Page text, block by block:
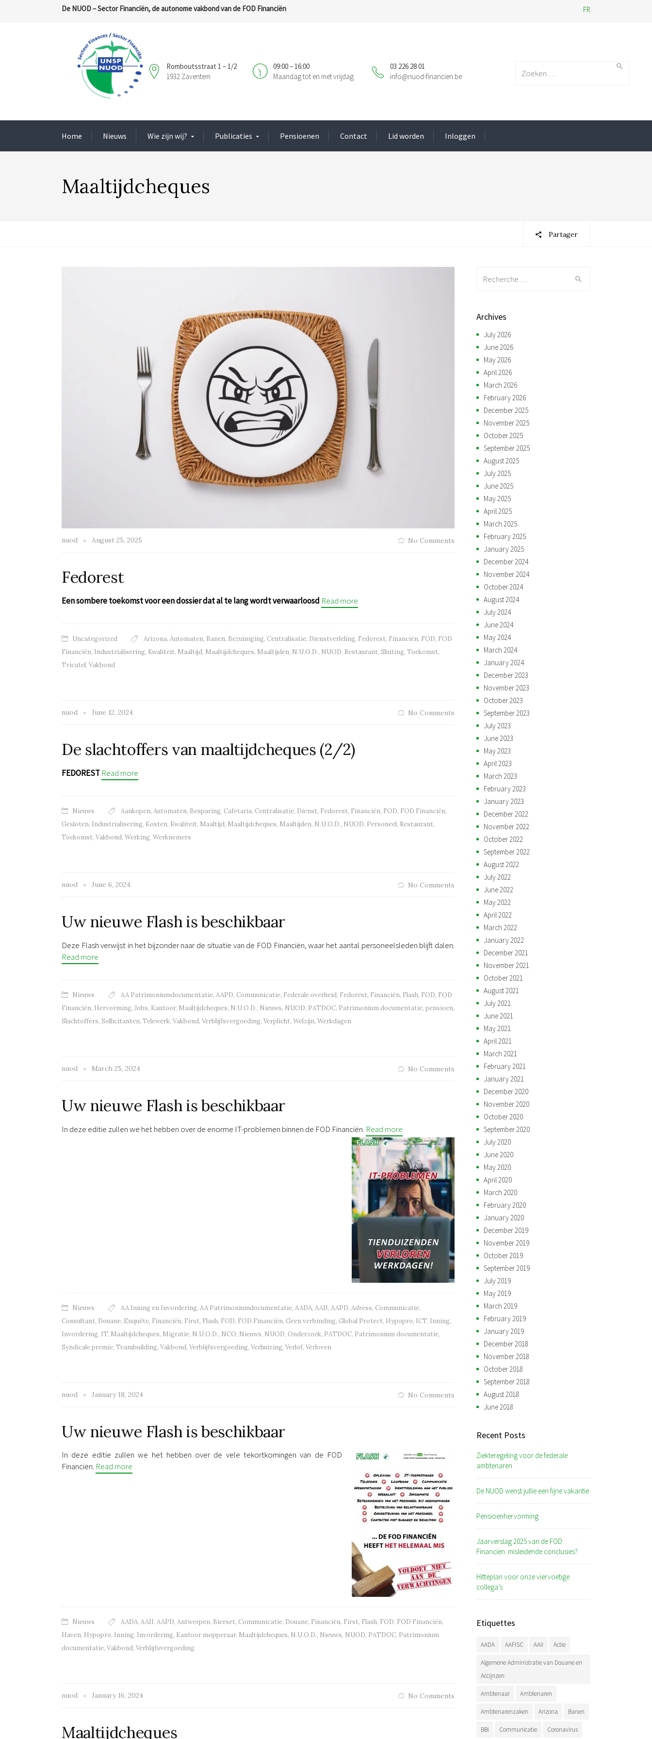
De NUOD – Sector Financiën, de autonome vakbond van de FOD Financiën FR
03 226 28 01
info@nuod-financien.be
09:00 – 16:00
Maandag tot en met vrijdag
Romboutsstraat 1 – 1/2
1932 Zaventem
Home Nieuws Wie zijn wij? Publicaties Pensioenen Contact Lid worden Inloggen
Maaltijdcheques
Partager
nuod August 25, 2025 No Comments
Fedorest
Een sombere toekomst voor een dossier dat al te lang wordt verwaarloosd Read more
Uncategorized Arizona, Automaten, Banen, Bezuiniging, Centralisatie, Dienstverleling, Fedorest, Financiën, FOD, FOD
Financiën, Industrialisering, Kwaliteit, Maaltijd, Maaltijdcheques, Maaltijden, N.U.O.D., NUOD, Restaurant, Sluiting, Toekomst,
Tricatel, Vakbond
nuod June 12, 2024 No Comments
De slachtoffers van maaltijdcheques (2/2)
FEDOREST Read more
Nieuws Aankopen, Automaten, Besparing, Cafetaria, Centralisatie, Dienst, Fedorest, Financiën, FOD, FOD Financiën,
Gesloten, Industrialisering, Kosten, Kwaliteit, Maaltijd, Maaltijdcheques, Maaltijden, N.U.O.D., NUOD, Personeel, Restaurant,
Toekomst, Vakbond, Werking, Werknemers
nuod June 6, 2024 No Comments
Uw nieuwe Flash is beschikbaar
Deze Flash verwijst in het bijzonder naar de situatie van de FOD Financiën, waar het aantal personeelsleden blijft dalen.
Read more
Nieuws AA Patrimoniumdocumentatie, AAPD, Communicatie, Federale overheid, Fedorest, Financiën, Flash, FOD, FOD
Financiën, Hervorming, Jobs, Kantoor, Maaltijdcheques, N.U.O.D., Nieuws, NUOD, PATDOC, Patrimonium documentatie, pensioen,
Slachtoffers, Sollicitanten, Telewerk, Vakbond, Verblijfsvergoeding, Verplicht, Welzijn, Werkdagen
nuod March 25, 2024 No Comments
Uw nieuwe Flash is beschikbaar
In deze editie zullen we het hebben over de enorme IT-problemen binnen de FOD Financiën. Read more
Nieuws AA Inning en Invordering, AA Patrimoniumdocumentatie, AADA, AAII, AAPD, Adress, Communicatie,
Consultant, Douane, Enquête, Financiën, First, Flash, FOD, FOD Financiën, Geen verbinding, Global Protect, Hypopro, ICT, Inning,
Invordering, IT, Maaltijdcheques, Migratie, N.U.O.D., NCO, Nieuws, NUOD, Onderzoek, PATDOC, Patrimonium documentatie,
Syndicale premie, Teambuilding, Vakbond, Verblijfsvergoeding, Verhuizing, Verlof, Verloven
nuod January 18, 2024 No Comments
Uw nieuwe Flash is beschikbaar
In deze editie zullen we het hebben over de vele tekortkomingen van de FOD
Financiën. Read more
Nieuws AADA, AAII, AAPD, Antwerpen, Bierset, Communicatie, Douane, Financiën, First, Flash, FOD, FOD Financiën,
Haven, Hypopro, Inning, Invordering, Kantoor mopperaar, Maaltijdcheques, N.U.O.D., Nieuws, NUOD, PATDOC, Patrimonium
documentatie, Vakbond, Verblijfsvergoeding
nuod January 16, 2024 No Comments
Maaltijdcheques
Archives
July 2026
June 2026
May 2026
April 2026
March 2026
February 2026
December 2025
November 2025
October 2025
September 2025
August 2025
July 2025
June 2025
May 2025
April 2025
March 2025
February 2025
January 2025
December 2024
November 2024
October 2024
August 2024
July 2024
June 2024
May 2024
March 2024
January 2024
December 2023
November 2023
October 2023
September 2023
July 2023
June 2023
May 2023
April 2023
March 2023
February 2023
January 2023
December 2022
November 2022
October 2022
September 2022
August 2022
July 2022
June 2022
May 2022
April 2022
March 2022
January 2022
December 2021
November 2021
October 2021
August 2021
July 2021
June 2021
May 2021
April 2021
March 2021
February 2021
January 2021
December 2020
November 2020
October 2020
September 2020
July 2020
June 2020
May 2020
April 2020
March 2020
February 2020
January 2020
December 2019
November 2019
October 2019
September 2019
July 2019
May 2019
March 2019
February 2019
January 2019
December 2018
November 2018
October 2018
September 2018
August 2018
June 2018
Recent Posts
Ziekteregeling voor de federale
ambtenaren
De NUOD wenst jullie een fijne vakantie
Pensioenhervorming
Jaarverslag 2025 van de FOD
Financiën: misleidende conclusies?
Hitteplan voor onze viervoetige
collega’s
Etiquettes
AADA AAFISC AAII Actie
Algemene Administratie van Douane en
Accijnzen
Ambtenaar Ambtenaren
Ambtenarenzaken Arizona Banen
BBI Communicatie Coronavirus